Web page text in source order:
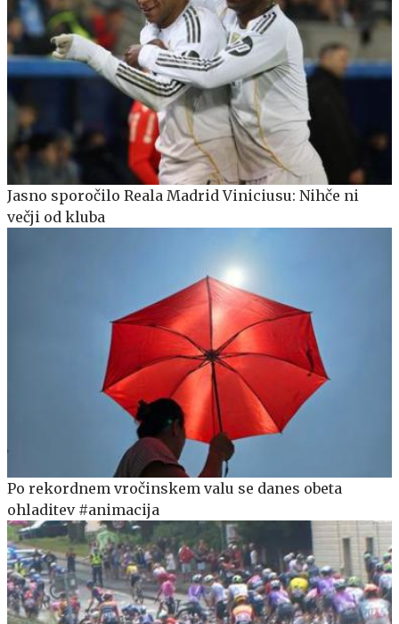
Jasno sporočilo Reala Madrid Viniciusu: Nihče ni
večji od kluba
Po rekordnem vročinskem valu se danes obeta
ohladitev #animacija